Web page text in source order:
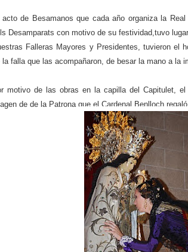
acto de Besamanos que cada año organiza la
Desamparats con motivo de su festividad,tuvo
Falleras Mayores y Presidentes, tuvieron el
la falla que las acompañaron, de besar la mano a la
motivo de las obras en la capilla del Capitulet,
de de la Patrona que el Cardenal Benlloch